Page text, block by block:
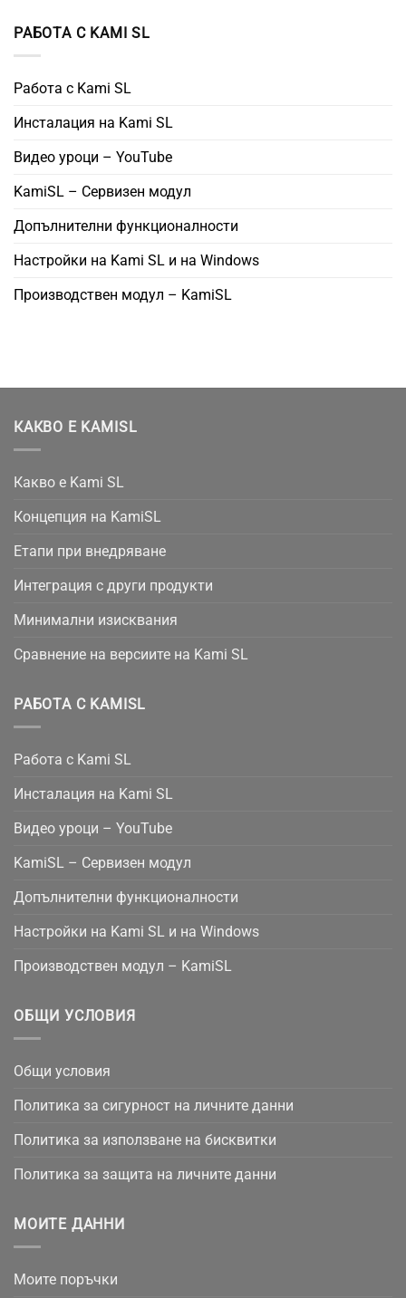
РАБОТА С KAMI SL
Работа с Kami SL
Инсталация на Kami SL
Видео уроци – YouTube
KamiSL – Сервизен модул
Допълнителни функционалности
Настройки на Kami SL и на Windows
Производствен модул – KamiSL
КАКВО Е KAMISL
Какво е Kami SL
Концепция на KamiSL
Етапи при внедряване
Интеграция с други продукти
Минимални изисквания
Сравнение на версиите на Kami SL
РАБОТА С KAMISL
Работа с Kami SL
Инсталация на Kami SL
Видео уроци – YouTube
KamiSL – Сервизен модул
Допълнителни функционалности
Настройки на Kami SL и на Windows
Производствен модул – KamiSL
ОБЩИ УСЛОВИЯ
Общи условия
Политика за сигурност на личните данни
Политика за използване на бисквитки
Политика за защита на личните данни
МОИТЕ ДАННИ
Моите поръчки